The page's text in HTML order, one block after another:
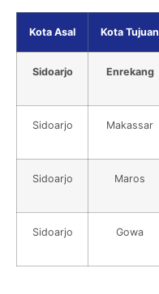
Kota Asal Kota Tujuan
Sidoarjo Enrekang
Sidoarjo Makassar
Sidoarjo Maros
Sidoarjo Gowa